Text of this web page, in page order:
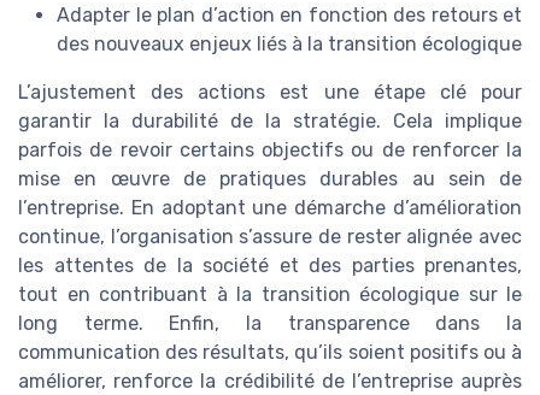
Adapter le plan d’action en fonction des retours et
des nouveaux enjeux liés à la transition écologique
L’ajustement des actions est une étape clé pour
garantir la durabilité de la stratégie. Cela implique
parfois de revoir certains objectifs ou de renforcer la
mise en œuvre de pratiques durables au sein de
l’entreprise. En adoptant une démarche d’amélioration
continue, l’organisation s’assure de rester alignée avec
les attentes de la société et des parties prenantes,
tout en contribuant à la transition écologique sur le
long terme. Enfin, la transparence dans la
communication des résultats, qu’ils soient positifs ou à
améliorer, renforce la crédibilité de l’entreprise auprès